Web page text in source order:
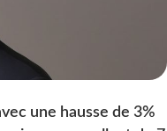
une hausse de 3%